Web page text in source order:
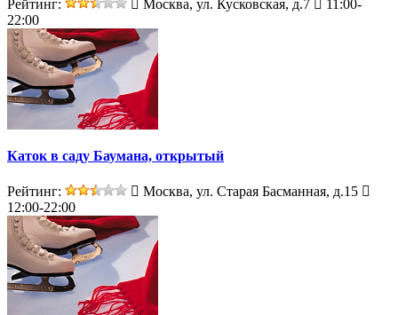
Рейтинг: Москва, ул. Кусковская, д.7
11:00-
22:00
Каток в саду Баумана, открытый
Рейтинг:
Москва, ул. Старая Басманная, д.15
12:00-22:00